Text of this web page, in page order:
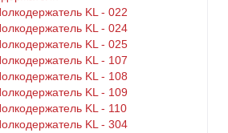
KL - 022
KL - 024
KL - 025
KL - 107
KL - 108
KL - 109
KL - 110
KL - 304